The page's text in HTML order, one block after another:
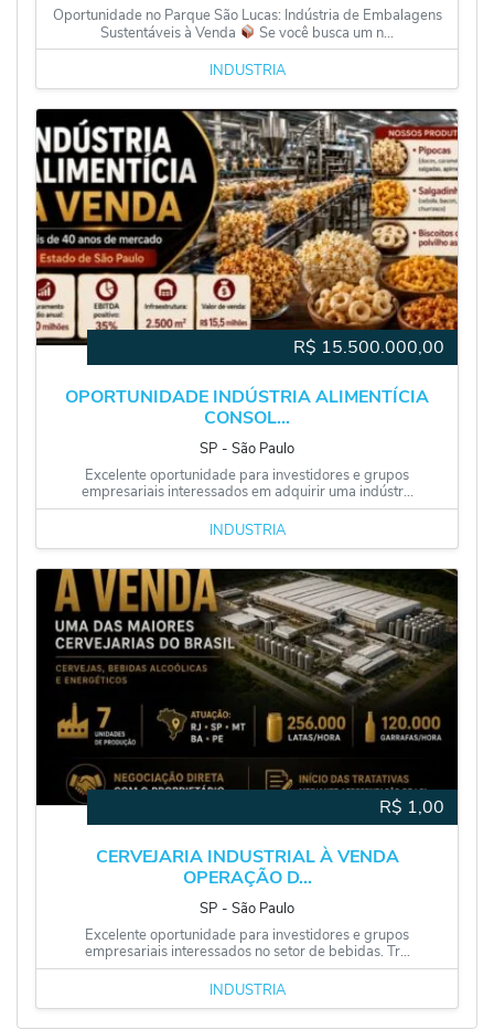
Oportunidade no Parque São Lucas: Indústria de Embalagens
Sustentáveis à Venda
Se você busca um n...
INDÚSTRIA
R$ 15.500.000,00
OPORTUNIDADE INDÚSTRIA ALIMENTÍCIA
CONSOL...
SP ‐ São Paulo
Excelente oportunidade para investidores e grupos
empresariais interessados em adquirir uma indústr...
INDÚSTRIA
R$ 1,00
CERVEJARIA INDUSTRIAL À VENDA
OPERAÇÃO D...
SP ‐ São Paulo
Excelente oportunidade para investidores e grupos
empresariais interessados no setor de bebidas. Tr...
INDÚSTRIA